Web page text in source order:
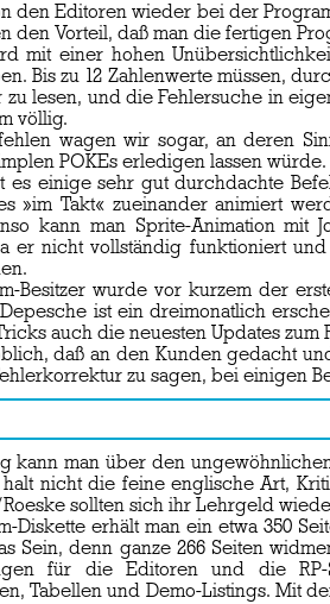
den Editoren wieder bei der
den Vorteil, daß man die fertigen
mit einer hohen
Bis zu 12 Zahlenwerte müssen,
zu lesen, und die Fehlersuche in
völlig.
wagen wir sogar, an deren
POKEs erledigen lassen würde.
es einige sehr gut durchdachte
»im Takt« zueinander animiert
kann man Sprite-Animation mit
er nicht vollständig funktioniert
Besitzer wurde vor kurzem der
ist ein dreimonatlich
auch die neuesten Updates zum
daß an den Kunden gedacht
zu sagen, bei einigen
kann man über den
halt nicht die feine englische Art,
sollten sich ihr Lehrgeld
Diskette erhält man ein etwa 350
Sein, denn ganze 266 Seiten
für die Editoren und die RP-
Tabellen und Demo-Listings. Mit